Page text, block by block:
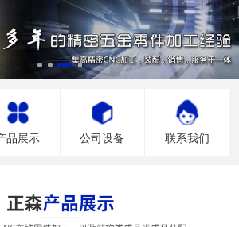
品展示 公司设备 联系我们